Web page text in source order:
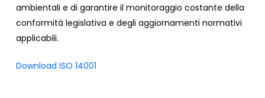
ambientali e di garantire il monitoraggio costante della
conformità legislativa e degli aggiornamenti normativi
applicabili.
Download ISO 14001